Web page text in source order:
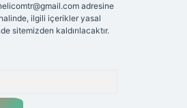
adresine
ilgili içerikler yasal
sitemizden kaldırılacaktır.